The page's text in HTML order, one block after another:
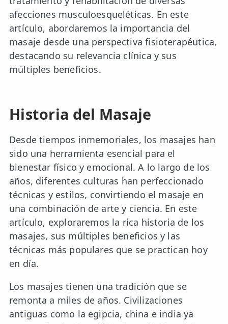
afecciones musculoesqueléticas. En este
artículo, abordaremos la importancia del
masaje desde una perspectiva fisioterapéutica,
destacando su relevancia clínica y sus
múltiples beneficios.
Historia del Masaje
Desde tiempos inmemoriales, los masajes han
sido una herramienta esencial para el
bienestar físico y emocional. A lo largo de los
años, diferentes culturas han perfeccionado
técnicas y estilos, convirtiendo el masaje en
una combinación de arte y ciencia. En este
artículo, exploraremos la rica historia de los
masajes, sus múltiples beneficios y las
técnicas más populares que se practican hoy
en día.
Los masajes tienen una tradición que se
remonta a miles de años. Civilizaciones
antiguas como la egipcia, china e india ya